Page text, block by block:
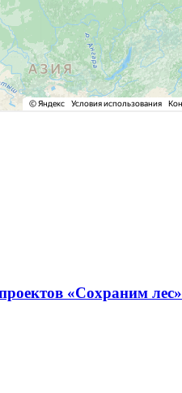
«Сохраним лес»